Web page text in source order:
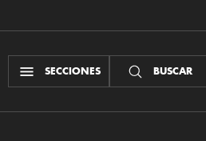
SECCIONES BUSCAR